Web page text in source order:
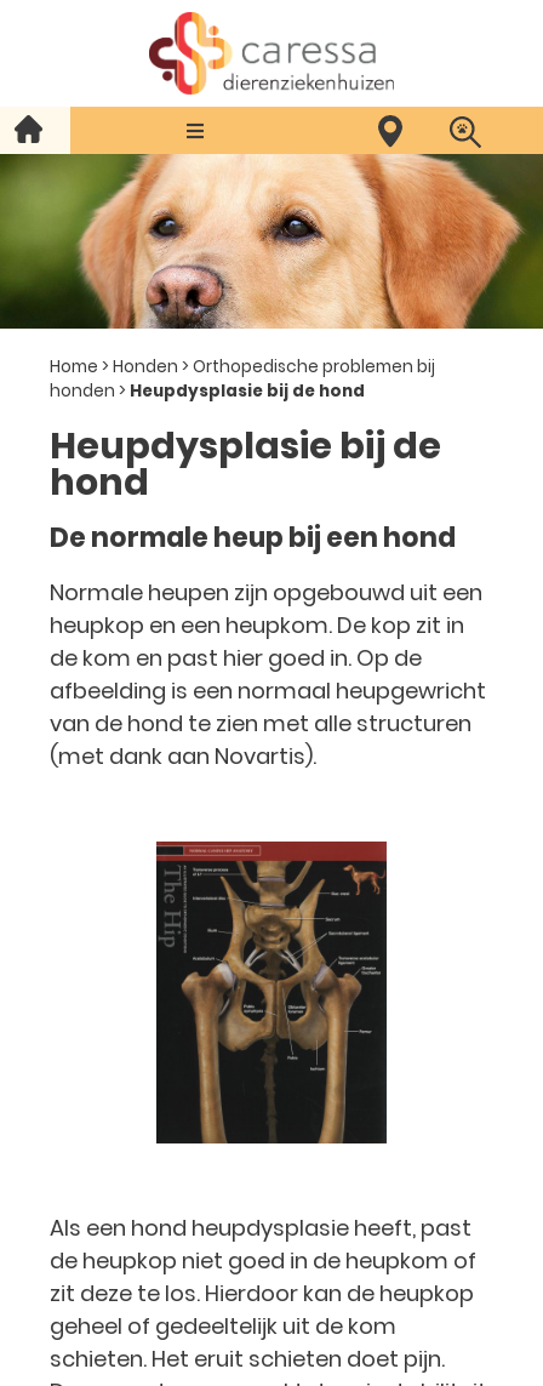
Home > Honden > Orthopedische problemen bij
honden > Heupdysplasie bij de hond
Heupdysplasie bij de
hond
De normale heup bij een hond
Normale heupen zijn opgebouwd uit een
heupkop en een heupkom. De kop zit in
de kom en past hier goed in. Op de
afbeelding is een normaal heupgewricht
van de hond te zien met alle structuren
(met dank aan Novartis).
Als een hond heupdysplasie heeft, past
de heupkop niet goed in de heupkom of
zit deze te los. Hierdoor kan de heupkop
geheel of gedeeltelijk uit de kom
schieten. Het eruit schieten doet pijn.